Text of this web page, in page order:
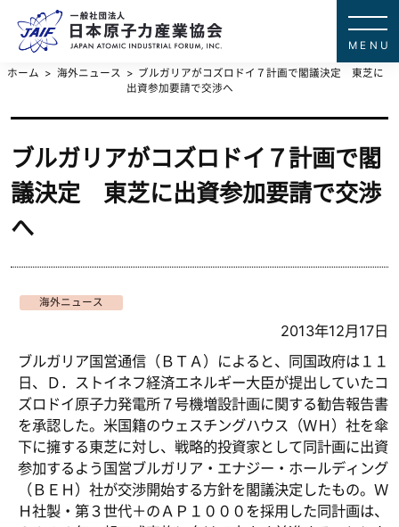
ホーム 海外ニュース
ブルガリアがコズロドイ７計画で閣議決定 東芝に
出資参加要請で交渉へ
ブルガリアがコズロドイ７計画で閣
議決定 東芝に出資参加要請で交渉
へ
海外ニュース
2013年12月17日
ブルガリア国営通信（ＢＴＡ）によると、同国政府は１１
日、Ｄ．ストイネフ経済エネルギー大臣が提出していたコ
ズロドイ原子力発電所７号機増設計画に関する勧告報告書
を承認した。米国籍のウェスチングハウス（ＷＨ）社を傘
下に擁する東芝に対し、戦略的投資家として同計画に出資
参加するよう国営ブルガリア・エナジー・ホールディング
（ＢＥＨ）社が交渉開始する方針を閣議決定したもの。Ｗ
Ｈ社製・第３世代＋のＡＰ１０００を採用した同計画は、